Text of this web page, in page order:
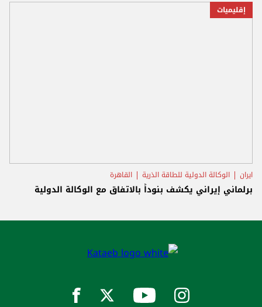
إقليميات
ايران الوكالة الدولية للطاقة الذرية القاهرة
برلماني إيراني يكشف بنوداً بالاتفاق مع الوكالة الدولية